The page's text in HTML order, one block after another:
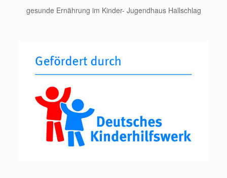
gesunde Ernährung im Kinder- Jugendhaus Hallschlag